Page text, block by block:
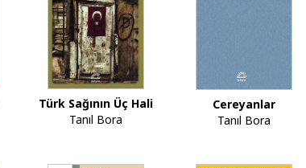
Türk Sağının Üç Hali
Tanıl Bora
Cereyanlar
Tanıl Bora